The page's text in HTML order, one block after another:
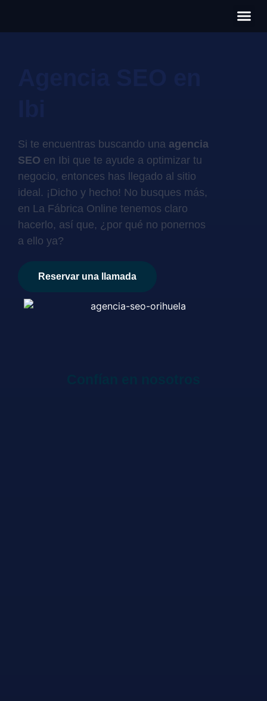
Si te encuentras buscando una agencia
SEO en Ibi que te ayude a optimizar tu
negocio, entonces has llegado al sitio
ideal. ¡Dicho y hecho! No busques más,
en La Fábrica Online tenemos claro
hacerlo, así que, ¿por qué no ponernos
a ello ya?
Reservar una llamada